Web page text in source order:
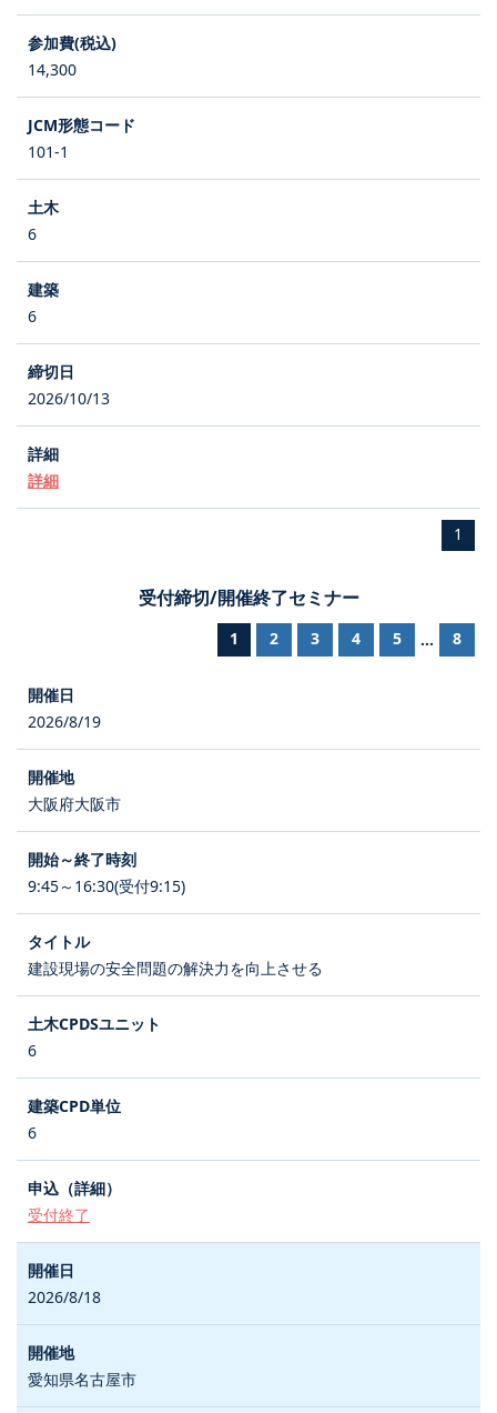
14,300
101-1
6
6
2026/10/13
詳細
1
受付締切/開催終了セミナー
1 2 3 4 5 ... 8
2026/8/19
大阪府大阪市
9:45～16:30(受付9:15)
建設現場の安全問題の解決力を向上させる
6
6
受付終了
2026/8/18
愛知県名古屋市